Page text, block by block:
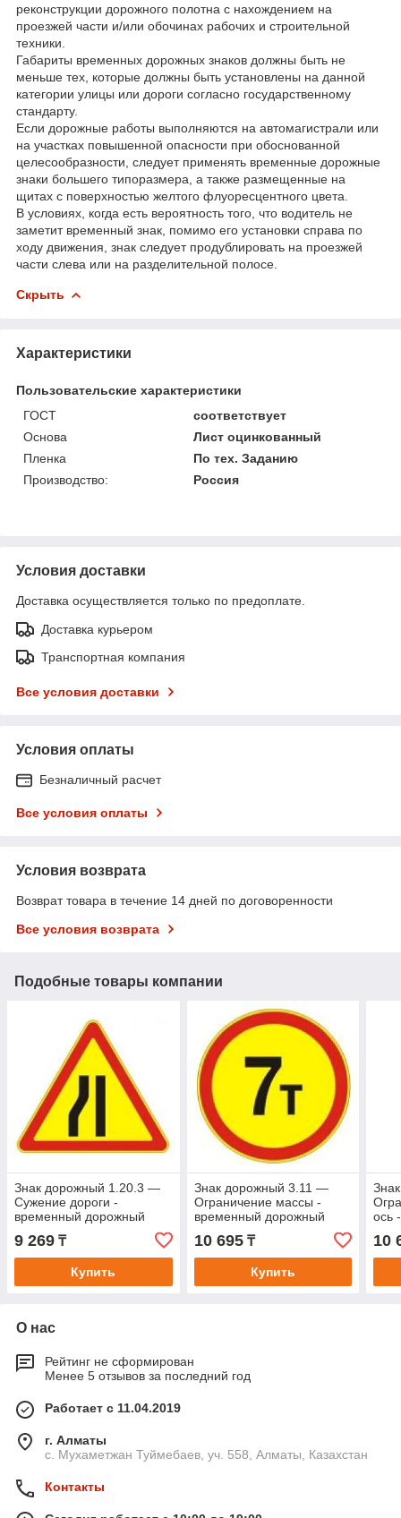
реконструкции дорожного полотна с нахождением на
проезжей части и/или обочинах рабочих и строительной
техники.
Габариты временных дорожных знаков должны быть не
меньше тех, которые должны быть установлены на данной
категории улицы или дороги согласно государственному
стандарту.
Если дорожные работы выполняются на автомагистрали или
на участках повышенной опасности при обоснованной
целесообразности, следует применять временные дорожные
знаки большего типоразмера, а также размещенные на
щитах с поверхностью желтого флуоресцентного цвета.
В условиях, когда есть вероятность того, что водитель не
заметит временный знак, помимо его установки справа по
ходу движения, знак следует продублировать на проезжей
части слева или на разделительной полосе.
Скрыть
Характеристики
Пользовательские характеристики
ГОСТ
соответствует
Основа
Лист оцинкованный
Пленка
По тех. Заданию
Производство:
Россия
Условия доставки
Доставка осуществляется только по предоплате.
Доставка курьером
Транспортная компания
Все условия доставки
Условия оплаты
Безналичный расчет
Все условия оплаты
Условия возврата
Возврат товара в течение 14 дней по договоренности
Все условия возврата
Подобные товары компании
Знак дорожный 1.20.3 —
Сужение дороги -
временный дорожный
знак на желтом фоне
9 269 ₸
Купить
Знак дорожный 3.11 —
Ограничение массы -
временный дорожный
знак на желтом фоне
10 695₸
Купить
ось
10
О нас
Рейтинг не сформирован
Менее 5 отзывов за последний год
Работает с 11.04.2019
г. Алматы
с. Мухаметжан Туймебаев, уч. 558, Алматы, Казахстан
Контакты